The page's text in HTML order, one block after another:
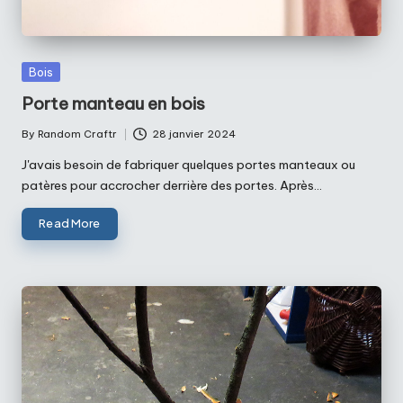
Posted
Bois
Porte manteau en bois
Posted
by
By Random Craftr 28 janvier 2024
J'avais besoin de fabriquer quelques portes manteaux ou
patères pour accrocher derrière des portes. Après…
Read More